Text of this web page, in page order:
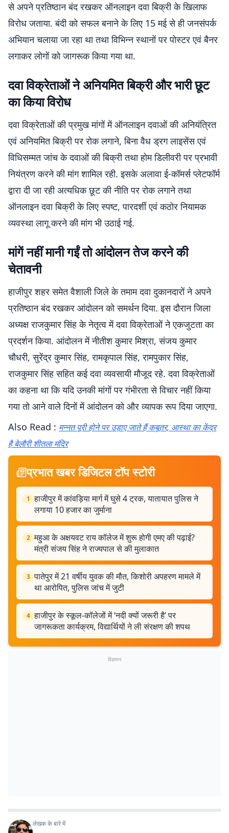
से अपने प्रतिष्ठान बंद रखकर ऑनलाइन दवा बिक्री के खिलाफ
विरोध जताया. बंदी को सफल बनाने के लिए 15 मई से ही जनसंपर्क
अभियान चलाया जा रहा था तथा विभिन्न स्थानों पर पोस्टर एवं बैनर
लगाकर लोगों को जागरूक किया गया था.
दवा विक्रेताओं ने अनियमित बिक्री और भारी छूट
का किया विरोध
दवा विक्रेताओं की प्रमुख मांगों में ऑनलाइन दवाओं की अनियंत्रित
एवं अनियमित बिक्री पर रोक लगाने, बिना वैध ड्रग लाइसेंस एवं
विधिसम्मत जांच के दवाओं की बिक्री तथा होम डिलीवरी पर प्रभावी
नियंत्रण करने की मांग शामिल रही. इसके अलावा ई-कॉमर्स प्लेटफॉर्म
द्वारा दी जा रही अत्यधिक छूट की नीति पर रोक लगाने तथा
ऑनलाइन दवा बिक्री के लिए स्पष्ट, पारदर्शी एवं कठोर नियामक
व्यवस्था लागू करने की मांग भी उठाई गई.
मांगें नहीं मानी गईं तो आंदोलन तेज करने की
चेतावनी
हाजीपुर शहर समेत वैशाली जिले के तमाम दवा दुकानदारों ने अपने
प्रतिष्ठान बंद रखकर आंदोलन को समर्थन दिया. इस दौरान जिला
अध्यक्ष राजकुमार सिंह के नेतृत्व में दवा विक्रेताओं ने एकजुटता का
प्रदर्शन किया. आंदोलन में नीतीश कुमार मिश्रा, संजय कुमार
चौधरी, सुरेंद्र कुमार सिंह, रामकृपाल सिंह, रामपुकार सिंह,
राजकुमार सिंह सहित कई दवा व्यवसायी मौजूद रहे. दवा विक्रेताओं
का कहना था कि यदि उनकी मांगों पर गंभीरता से विचार नहीं किया
गया तो आने वाले दिनों में आंदोलन को और व्यापक रूप दिया जाएगा.
Also Read : मन्नत पूरी होने पर उड़ाए जाते हैं कबूतर, आस्था का केंद्र
है बेलौरी शीतला मंदिर
प्रभात खबर डिजिटल टॉप स्टोरी
1 हाजीपुर में कांवड़िया मार्ग में घुसे 4 ट्रक, यातायात पुलिस ने
लगाया 10 हजार का जुर्माना
2 महुआ के अक्षयवट राय कॉलेज में शुरू होगी एमए की पढ़ाई?
मंत्री संजय सिंह ने राज्यपाल से की मुलाकात
3 पातेपुर में 21 वर्षीय युवक की मौत, किशोरी अपहरण मामले में
था आरोपित, पुलिस जांच में जुटी
4 हाजीपुर के स्कूल-कॉलेजों में ‘नदी क्यों जरूरी है’ पर
जागरूकता कार्यक्रम, विद्यार्थियों ने ली संरक्षण की शपथ
विज्ञापन
लेखक के बारे में